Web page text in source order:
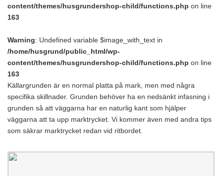
content/themes/husgrundershop-child/functions.php on line
163
Warning: Undefined variable $image_with_text in
/home/husgrund/public_html/wp-
content/themes/husgrundershop-child/functions.php on line
163
Källargrunden är en normal platta på mark, men med några
specifika skillnader. Grunden behöver ha en nedsänkt infasning i
grunden så att väggarna har en naturlig kant som hjälper
väggarna att ta upp marktrycket. Vi kommer även med andra tips
som säkrar marktrycket redan vid ritbordet.